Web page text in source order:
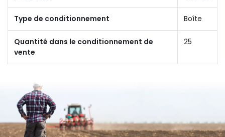
Type de conditionnement Boîte
Quantité dans le conditionnement de
vente
25